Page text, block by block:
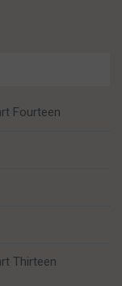
Fourteen
Thirteen